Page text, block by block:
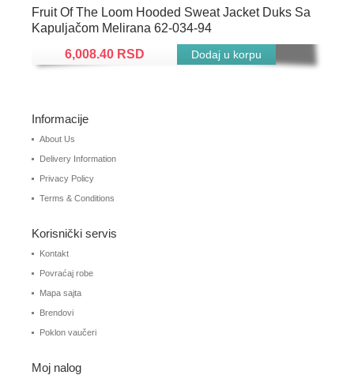
Fruit Of The Loom Hooded Sweat Jacket Duks Sa
Kapuljačom Melirana 62-034-94
6,008.40 RSD
Informacije
About Us
Delivery Information
Privacy Policy
Terms & Conditions
Korisnički servis
Kontakt
Povraćaj robe
Mapa sajta
Brendovi
Poklon vaučeri
Moj nalog